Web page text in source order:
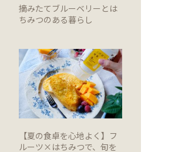
摘みたてブルーベリーとは
ちみつのある暮らし
【夏の食卓を心地よく】フ
ルーツ×はちみつで、旬を